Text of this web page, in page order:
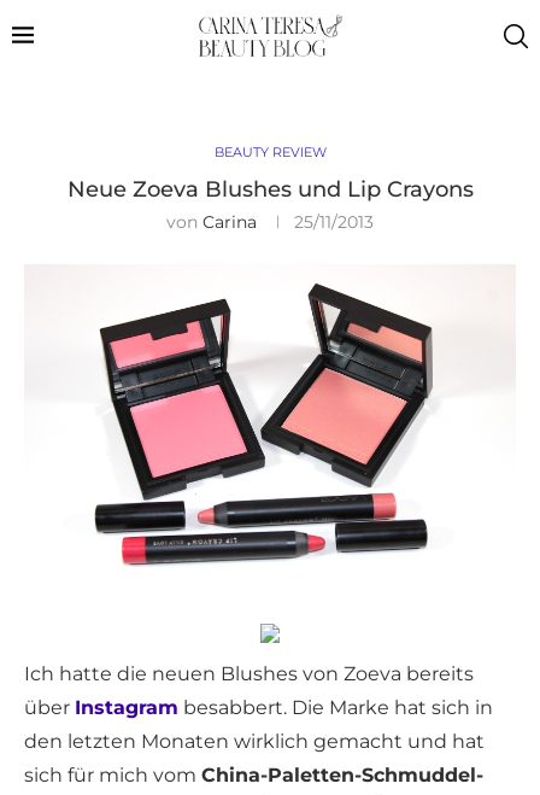
BEAUTY REVIEW
Neue Zoeva Blushes und Lip Crayons
von Carina 25/11/2013
Ich hatte die neuen Blushes von Zoeva bereits
über Instagram besabbert. Die Marke hat sich in
den letzten Monaten wirklich gemacht und hat
sich für mich vom China-Paletten-Schmuddel-